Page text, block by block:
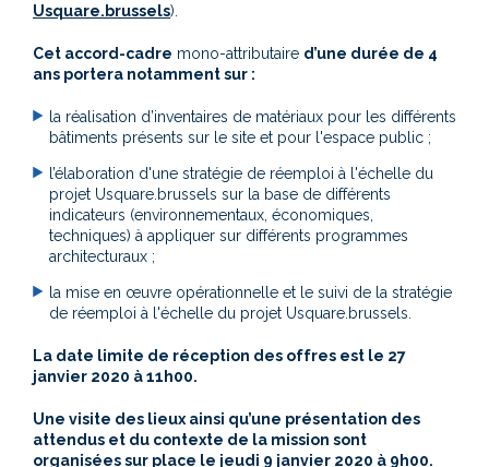
Usquare.brussels).
Cet accord-cadre mono-attributaire d’une durée de 4
ans portera notamment sur :
la réalisation d’inventaires de matériaux pour les différents
bâtiments présents sur le site et pour l'espace public ;
l’élaboration d'une stratégie de réemploi à l'échelle du
projet Usquare.brussels sur la base de différents
indicateurs (environnementaux, économiques,
techniques) à appliquer sur différents programmes
architecturaux ;
la mise en œuvre opérationnelle et le suivi de la stratégie
de réemploi à l'échelle du projet Usquare.brussels.
La date limite de réception des offres est le 27
janvier 2020 à 11h00.
Une visite des lieux ainsi qu’une présentation des
attendus et du contexte de la mission sont
organisées sur place le jeudi 9 janvier 2020 à 9h00.